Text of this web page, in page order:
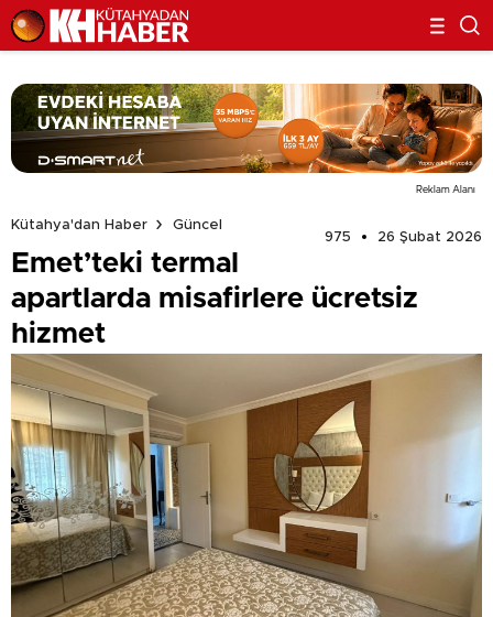
Reklam Alanı
Kütahya'dan Haber
Güncel
975
26 Şubat 2026
Emet’teki termal
apartlarda misafirlere ücretsiz
hizmet